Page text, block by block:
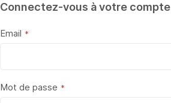
Connectez-vous à votre compte
Email
Mot de passe